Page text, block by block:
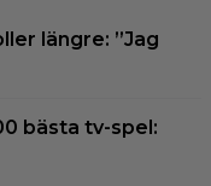
längre: ”Jag
bästa tv-spel: